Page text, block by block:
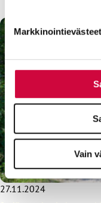
Markkinointievästeet
Vain
27.11.2024